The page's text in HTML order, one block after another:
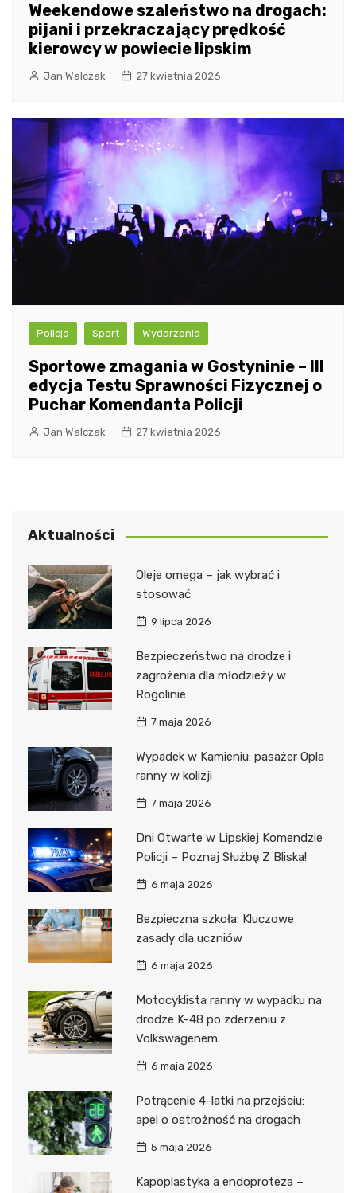
Weekendowe szaleństwo na drogach:
pijani i przekraczający prędkość
kierowcy w powiecie lipskim
Jan Walczak 27 kwietnia 2026
Policja Sport Wydarzenia
Sportowe zmagania w Gostyninie – III
edycja Testu Sprawności Fizycznej o
Puchar Komendanta Policji
Jan Walczak 27 kwietnia 2026
Aktualności
Oleje omega – jak wybrać i
stosować
9 lipca 2026
Bezpieczeństwo na drodze i
zagrożenia dla młodzieży w
Rogolinie
7 maja 2026
Wypadek w Kamieniu: pasażer Opla
ranny w kolizji
7 maja 2026
Dni Otwarte w Lipskiej Komendzie
Policji – Poznaj Służbę Z Bliska!
6 maja 2026
Bezpieczna szkoła: Kluczowe
zasady dla uczniów
6 maja 2026
Motocyklista ranny w wypadku na
drodze K-48 po zderzeniu z
Volkswagenem.
6 maja 2026
Potrącenie 4-latki na przejściu:
apel o ostrożność na drogach
5 maja 2026
Kapoplastyka a endoproteza –